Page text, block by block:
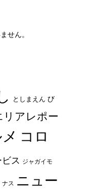
せん。
としまえん び
リアレポー
コロ
ス ジャガイモ
ナス ニュー